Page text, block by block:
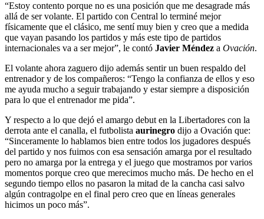
“Estoy contento porque no es una posición que me desagrade más
allá de ser volante. El partido con Central lo terminé mejor
físicamente que el clásico, me sentí muy bien y creo que a medida
que vayan pasando los partidos y más este tipo de partidos
internacionales va a ser mejor”, le contó Javier Méndez a Ovación.
El volante ahora zaguero dijo además sentir un buen respaldo del
entrenador y de los compañeros: “Tengo la confianza de ellos y eso
me ayuda mucho a seguir trabajando y estar siempre a disposición
para lo que el entrenador me pida”.
Y respecto a lo que dejó el amargo debut en la Libertadores con la
derrota ante el canalla, el futbolista aurinegro dijo a Ovación que:
“Sinceramente lo hablamos bien entre todos los jugadores después
del partido y nos fuimos con esa sensación amarga por el resultado
pero no amarga por la entrega y el juego que mostramos por varios
momentos porque creo que merecimos mucho más. De hecho en el
segundo tiempo ellos no pasaron la mitad de la cancha casi salvo
algún contragolpe en el final pero creo que en líneas generales
hicimos un poco más”.